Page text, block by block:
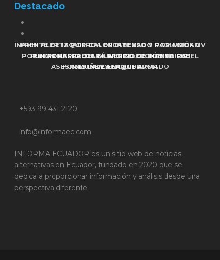
Destacado
INAMHI ALERTA POR CALOR INTENSO Y RADIACIÓN UV
EXTREMA: CRECE EL RIESGO DE INCENDIOS
FORESTALES EN ECUADOR
FUNCIONARIO DEL MUNICIPIO DE MANTA FUE
ASESINADO EN ATAQUE ARMADO
FRENTE DE IZQUIERDA ENCABEZADO POR UNIDAD
POPULAR RESPALDARÁ LA REELECCIÓN DE PABEL
MUÑOZ EN QUITO
+593 99 431 2120
info@informaec.com
INFORMA ECUADOR es un sitio web de noticias
alternativas en Ecuador, fundado en 2020 que se
dedica a proporcionar información y análisis desde una
perspectiva diferente .